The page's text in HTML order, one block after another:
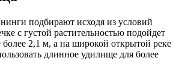
подбирают исходя из условий
с густой растительностью подойдет
2,1 м, а на широкой открытой реке
длинное удилище для более